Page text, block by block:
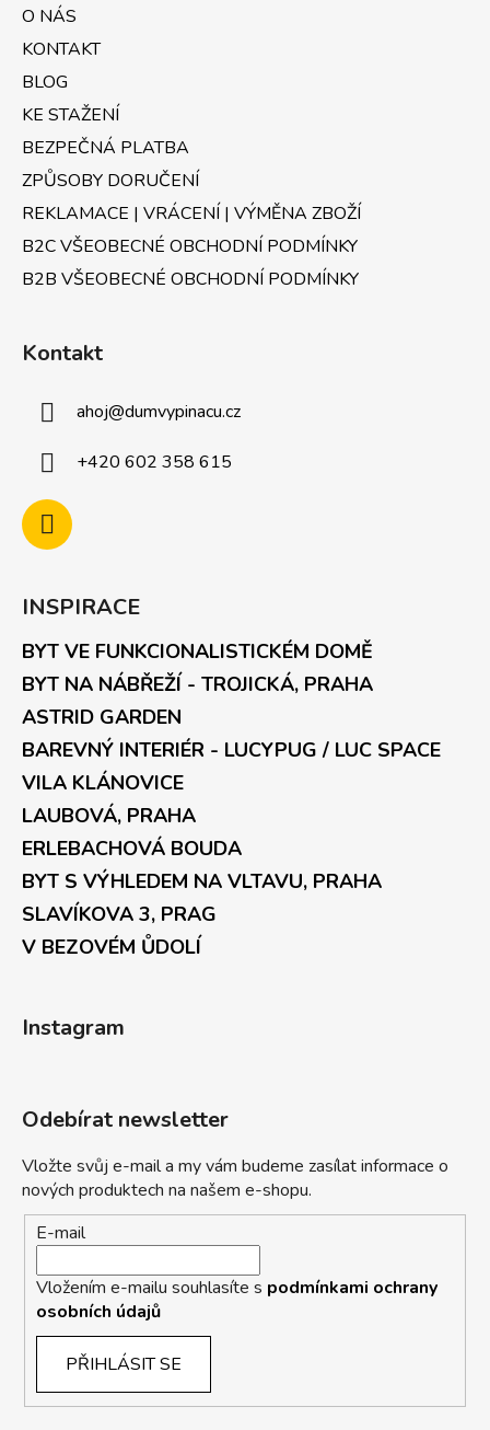
O NÁS
KONTAKT
BLOG
KE STAŽENÍ
BEZPEČNÁ PLATBA
ZPŮSOBY DORUČENÍ
REKLAMACE | VRÁCENÍ | VÝMĚNA ZBOŽÍ
B2C VŠEOBECNÉ OBCHODNÍ PODMÍNKY
B2B VŠEOBECNÉ OBCHODNÍ PODMÍNKY
Kontakt
ahoj@dumvypinacu.cz
+420 602 358 615
INSPIRACE
BYT VE FUNKCIONALISTICKÉM DOMĚ
BYT NA NÁBŘEŽÍ - TROJICKÁ, PRAHA
ASTRID GARDEN
BAREVNÝ INTERIÉR - LUCYPUG / LUC SPACE
VILA KLÁNOVICE
LAUBOVÁ, PRAHA
ERLEBACHOVÁ BOUDA
BYT S VÝHLEDEM NA VLTAVU, PRAHA
SLAVÍKOVA 3, PRAG
V BEZOVÉM ŮDOLÍ
Instagram
Odebírat newsletter
Vložte svůj e-mail a my vám budeme zasílat informace o
nových produktech na našem e-shopu.
E-mail
Vložením e-mailu souhlasíte s podmínkami ochrany
osobních údajů
PŘIHLÁSIT SE